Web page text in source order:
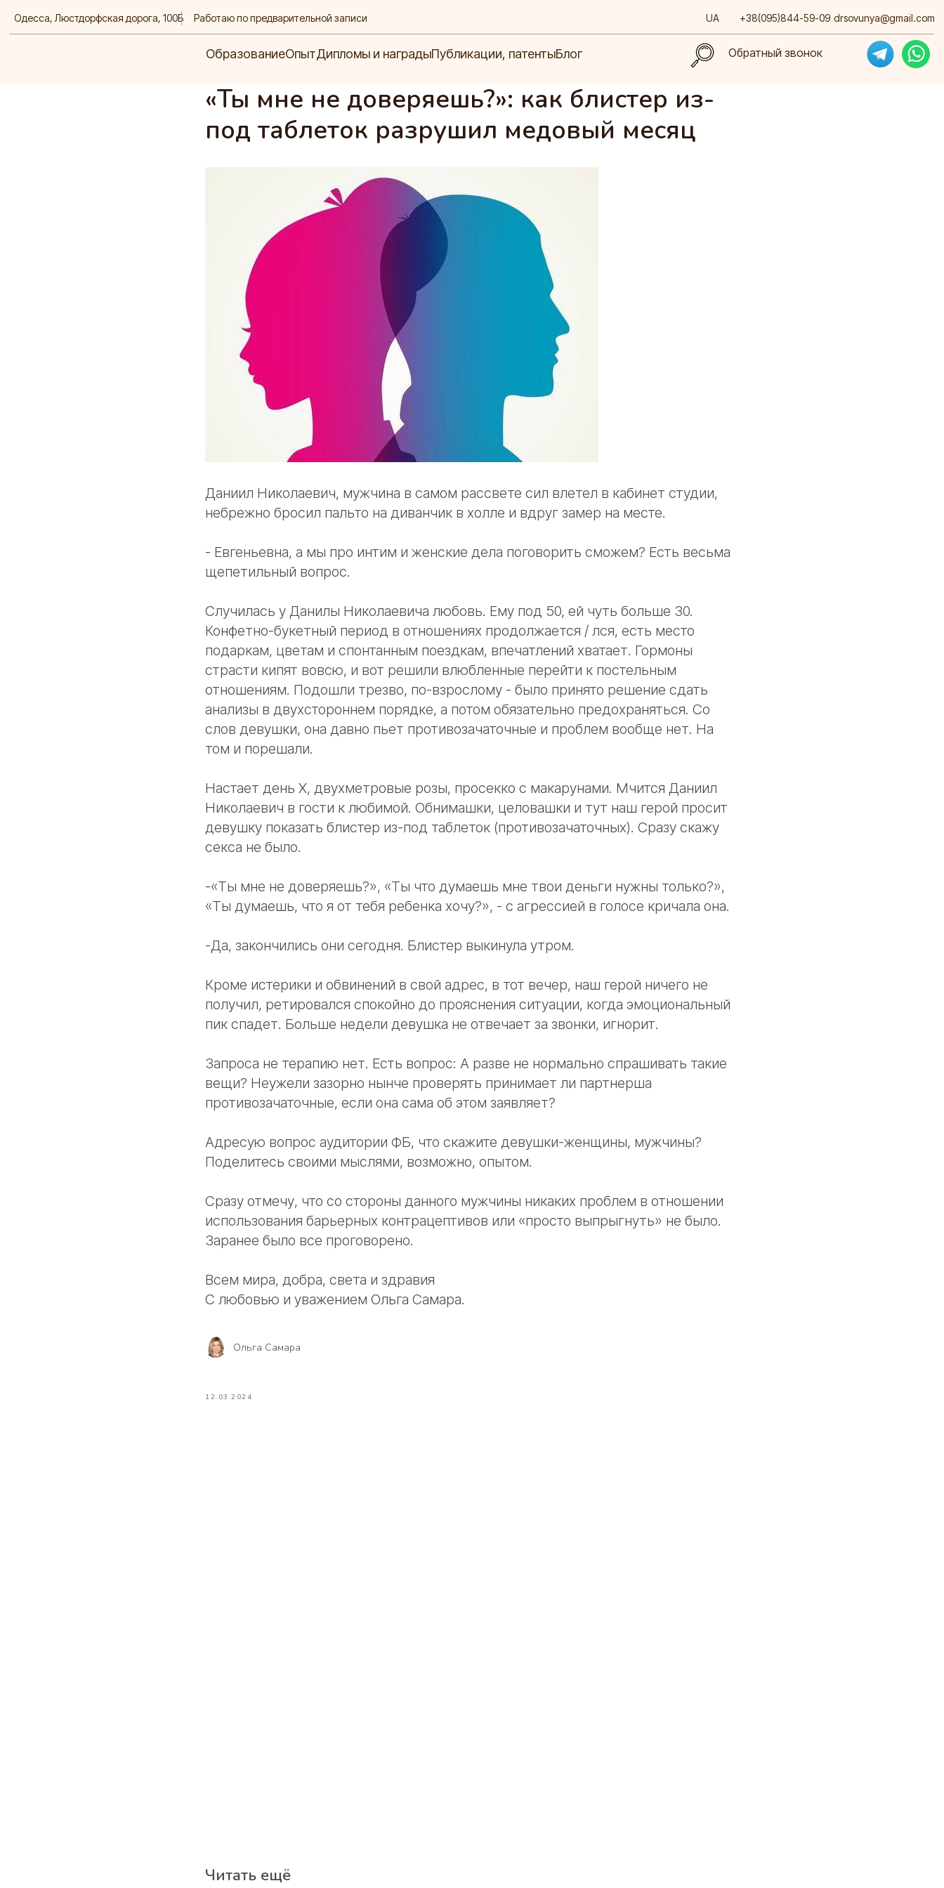
UA +38(095)844-59-09 drsovunya@gmail.com
Работаю по предварительной записи
Одесса, Люстдорфская дорога, 100Б
Обратный звонок
ОбразованиеОпытДипломы и наградыПубликации, патентыБлог
Обратный звонок
ОбразованиеОпытДипломы и награды
«Ты мне не доверяешь?»: как блистер из-
под таблеток разрушил медовый месяц
Даниил Николаевич, мужчина в самом рассвете сил влетел в кабинет студии,
небрежно бросил пальто на диванчик в холле и вдруг замер на месте.
- Евгеньевна, а мы про интим и женские дела поговорить сможем? Есть весьма
щепетильный вопрос.
Случилась у Данилы Николаевича любовь. Ему под 50, ей чуть больше 30.
Конфетно-букетный период в отношениях продолжается / лся, есть место
подаркам, цветам и спонтанным поездкам, впечатлений хватает. Гормоны
страсти кипят вовсю, и вот решили влюбленные перейти к постельным
отношениям. Подошли трезво, по-взрослому - было принято решение сдать
анализы в двухстороннем порядке, а потом обязательно предохраняться. Со
слов девушки, она давно пьет противозачаточные и проблем вообще нет. На
том и порешали.
Настает день Х, двухметровые розы, просекко с макарунами. Мчится Даниил
Николаевич в гости к любимой. Обнимашки, целовашки и тут наш герой просит
девушку показать блистер из-под таблеток (противозачаточных). Сразу скажу
секса не было.
-«Ты мне не доверяешь?», «Ты что думаешь мне твои деньги нужны только?»,
«Ты думаешь, что я от тебя ребенка хочу?», - с агрессией в голосе кричала она.
-Да, закончились они сегодня. Блистер выкинула утром.
Кроме истерики и обвинений в свой адрес, в тот вечер, наш герой ничего не
получил, ретировался спокойно до прояснения ситуации, когда эмоциональный
пик спадет. Больше недели девушка не отвечает за звонки, игнорит.
Запроса не терапию нет. Есть вопрос: А разве не нормально спрашивать такие
вещи? Неужели зазорно нынче проверять принимает ли партнерша
противозачаточные, если она сама об этом заявляет?
Адресую вопрос аудитории ФБ, что скажите девушки-женщины, мужчины?
Поделитесь своими мыслями, возможно, опытом.
Сразу отмечу, что со стороны данного мужчины никаких проблем в отношении
использования барьерных контрацептивов или «просто выпрыгнуть» не было.
Заранее было все проговорено.
Всем мира, добра, света и здравия
С любовью и уважением Ольга Самара.
Ольга Самара
12.03.2024
Читать ещё